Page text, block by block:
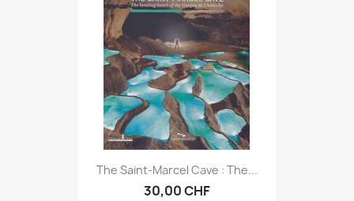
The Saint-Marcel Cave : The...
30,00 CHF